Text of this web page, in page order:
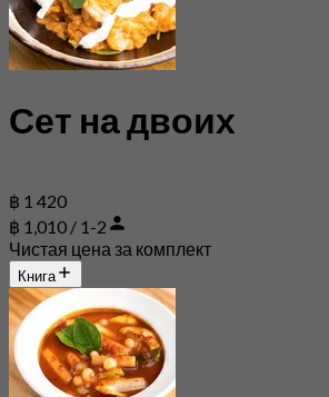
Сет на двоих
฿ 1 420
฿ 1,010 / 1-2
Чистая цена за комплект
Книга